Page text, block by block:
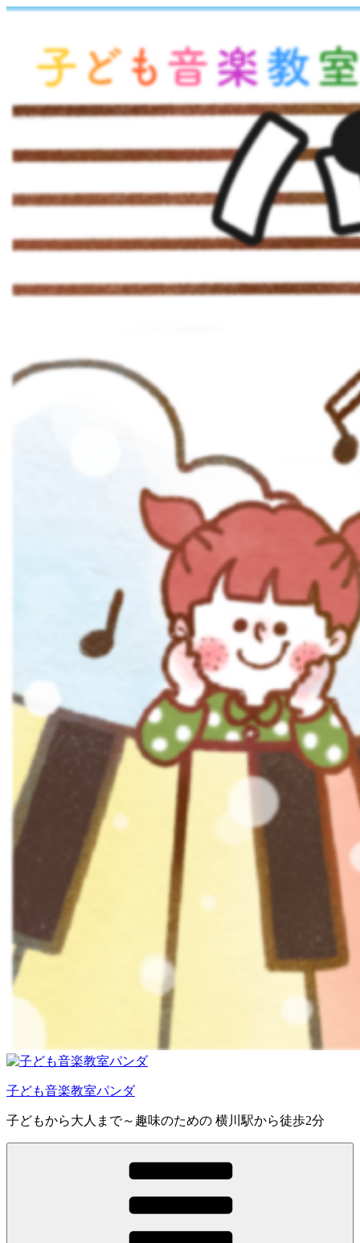
コ
ス
ッ
プ
子ども音楽教室パンダ
子どもから大人まで～趣味のための 横川駅から徒歩2分